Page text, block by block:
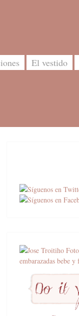
El vestido